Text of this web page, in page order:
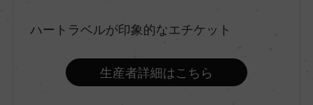
ハートラベルが印象的なエチケット
生産者詳細はこちら